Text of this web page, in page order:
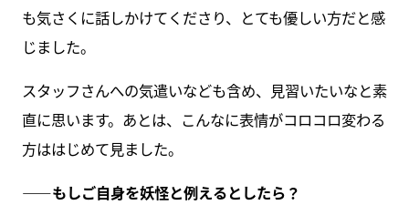
も気さくに話しかけてくださり、とても優しい方だと感
じました。
スタッフさんへの気遣いなども含め、見習いたいなと素
直に思います。あとは、こんなに表情がコロコロ変わる
方ははじめて見ました。
――もしご自身を妖怪と例えるとしたら？